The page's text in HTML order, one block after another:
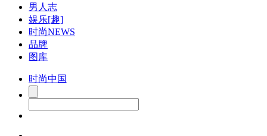
男人志
娱乐[趣]
时尚NEWS
品牌
图库
时尚中国